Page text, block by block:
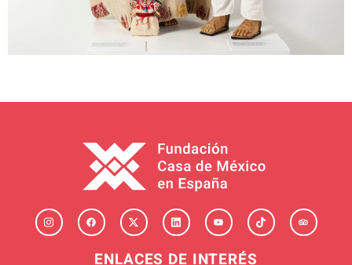
ENLACES DE INTERÉS